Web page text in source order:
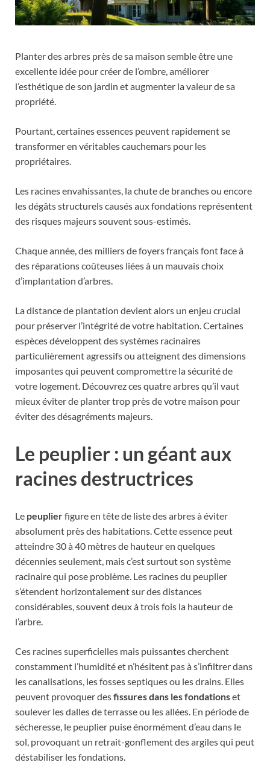
Planter des arbres près de sa maison semble être une
excellente idée pour créer de l’ombre, améliorer
l’esthétique de son jardin et augmenter la valeur de sa
propriété.
Pourtant, certaines essences peuvent rapidement se
transformer en véritables cauchemars pour les
propriétaires.
Les racines envahissantes, la chute de branches ou encore
les dégâts structurels causés aux fondations représentent
des risques majeurs souvent sous-estimés.
Chaque année, des milliers de foyers français font face à
des réparations coûteuses liées à un mauvais choix
d’implantation d’arbres.
La distance de plantation devient alors un enjeu crucial
pour préserver l’intégrité de votre habitation. Certaines
espèces développent des systèmes racinaires
particulièrement agressifs ou atteignent des dimensions
imposantes qui peuvent compromettre la sécurité de
votre logement. Découvrez ces quatre arbres qu’il vaut
mieux éviter de planter trop près de votre maison pour
éviter des désagréments majeurs.
Le peuplier : un géant aux
racines destructrices
Le peuplierfigure en tête de liste des arbres à éviter
absolument près des habitations. Cette essence peut
atteindre 30 à 40 mètres de hauteur en quelques
décennies seulement, mais c’est surtout son système
racinaire qui pose problème. Les racines du peuplier
s’étendent horizontalement sur des distances
considérables, souvent deux à trois fois la hauteur de
l’arbre.
Ces racines superficielles mais puissantes cherchent
constamment l’humidité et n’hésitent pas à s’infiltrer dans
les canalisations, les fosses septiques ou les drains. Elles
peuvent provoquer desfissures dans les fondationset
soulever les dalles de terrasse ou les allées. En période de
sécheresse, le peuplier puise énormément d’eau dans le
sol, provoquant un retrait-gonflement des argiles qui peut
déstabiliser les fondations.